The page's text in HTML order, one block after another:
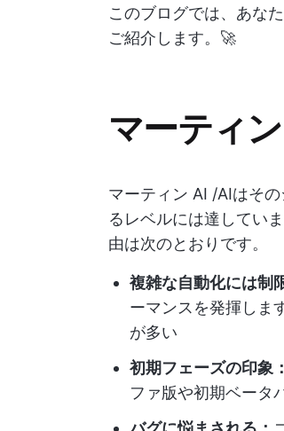
このブログでは、あな
ご紹介します。🚀
マーティ
マーティン AI /AIはそ
るレベルには達してい
由は次のとおりです。
複雑な自動化には制
ーマンスを発揮しま
が多い
初期フェーズの印象：
ファ版や初期ベータ